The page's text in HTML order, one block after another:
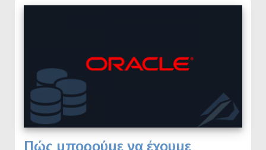
Πώς μπορούμε να έχουμε